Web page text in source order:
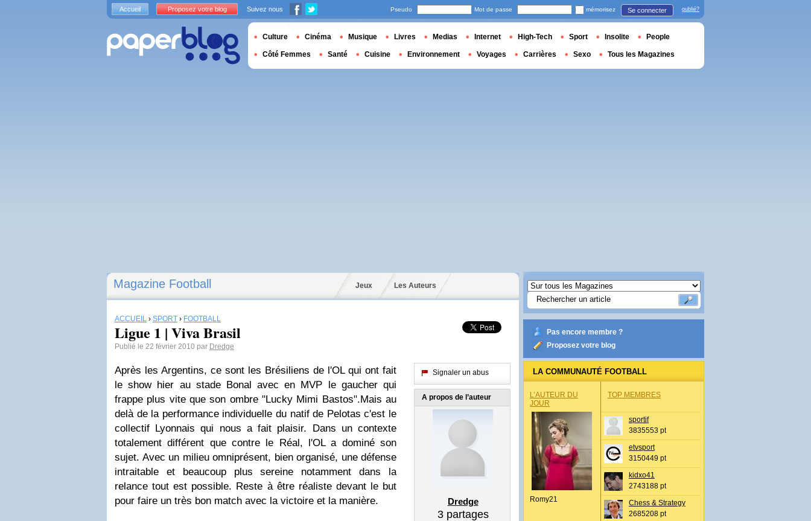
Magazine Football Jeux Les Auteurs
ACCUEIL › SPORT › FOOTBALL
Ligue 1 | Viva Brasil
Publié le 22 février 2010 par Dredge
Après les Argentins, ce sont les Brésiliens de l'OL qui ont fait
le show hier au stade Bonal avec en MVP le gaucher qui
frappe plus vite que son ombre "Lucky Mimi Bastos".Mais au
delà de la performance individuelle du natif de Pelotas c'est le
collectif Lyonnais qui nous a fait plaisir. Dans un contexte
totalement différent que contre le Réal, l'OL a dominé son
sujet. Avec un milieu omniprésent, bien organisé, une défense
intraitable et beaucoup plus sereine notamment dans la
relance tout est possible. Reste à être réaliste devant le but
pour faire un très bon match avec la victoire et la manière.
Signaler un abus
A propos de l’auteur
Dredge
3partages
Pas encore membre ?
Proposez votre blog
LA COMMUNAUTÉ FOOTBALL
L’AUTEUR DU
JOUR
Romy21
TOP MEMBRES
sportif
3835553 pt
etvsport
3150449 pt
kidxo41
2743188 pt
Chess & Strategy
2685208 pt
Accueil Proposez votre blog Suivez nous Pseudo Mot de passe mémorisez Se connecter oublié?
Culture Cinéma Musique Livres Medias Internet High-Tech Sport Insolite People
Côté Femmes Santé Cuisine Environnement Voyages Carrières Sexo Tous les Magazines